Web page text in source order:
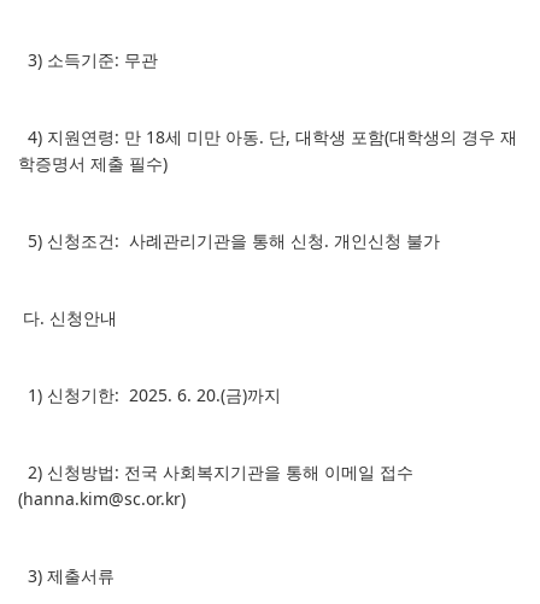
3) 소득기준: 무관
4) 지원연령: 만 18세 미만 아동. 단, 대학생 포함(대학생의 경우 재
학증명서 제출 필수)
5) 신청조건: 사례관리기관을 통해 신청. 개인신청 불가
다. 신청안내
1) 신청기한: 2025. 6. 20.(금)까지
2) 신청방법: 전국 사회복지기관을 통해 이메일 접수
(hanna.kim@sc.or.kr)
3) 제출서류